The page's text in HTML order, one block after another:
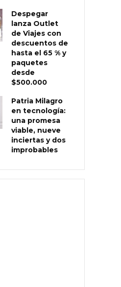
Despegar
lanza Outlet
de Viajes con
descuentos de
hasta el 65 % y
paquetes
desde
$500.000
Patria Milagro
en tecnología:
una promesa
viable, nueve
inciertas y dos
improbables